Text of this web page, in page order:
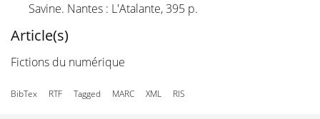
Savine. Nantes : L'Atalante, 395 p.
Article(s)
Fictions du numérique
BibTex RTF Tagged MARC XML RIS